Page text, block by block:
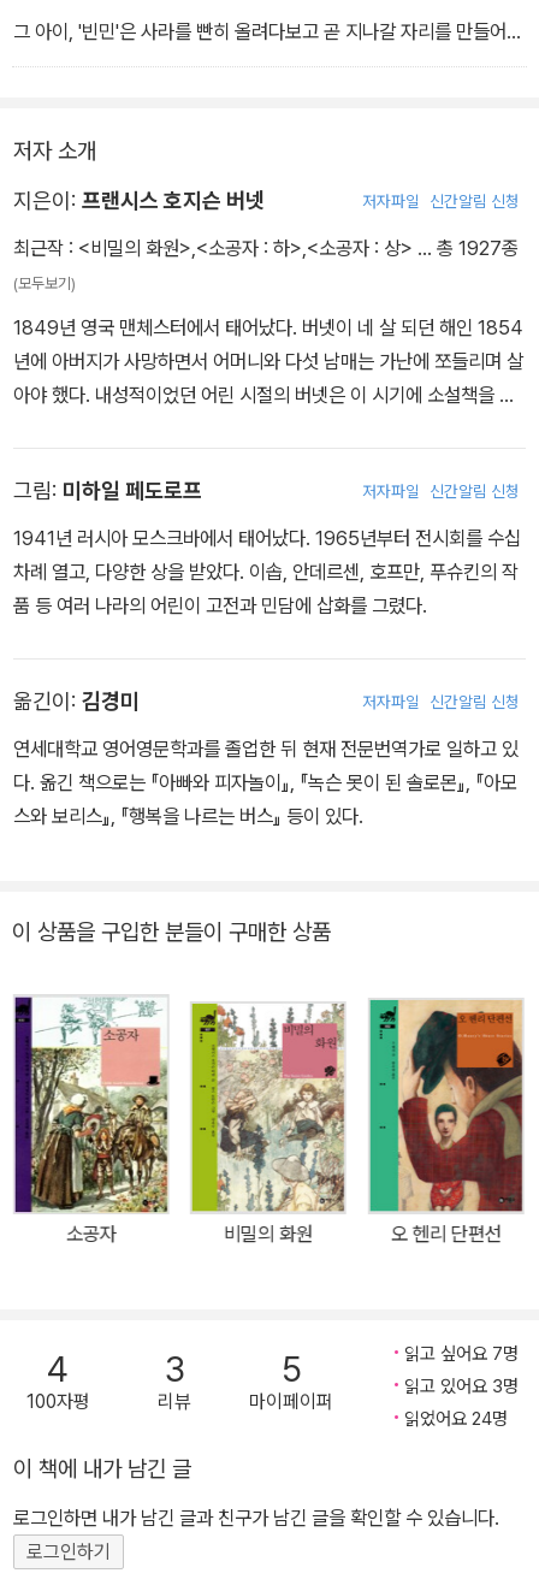
그 아이, '빈민'은 사라를 빤히 올려다보고 곧 지나갈 자리를 만들어
주느라 옆으로 몸을 살짝 비켰다. 사람들에게 자리를 비켜 주는 것이
저자 소개
지은이: 프랜시스 호지슨 버넷 저자파일 신간알림 신청
최근작 : <비밀의 화원>,<소공자 : 하>,<소공자 : 상> … 총 1927종
(모두보기)
1849년 영국 맨체스터에서 태어났다. 버넷이 네 살 되던 해인 1854
년에 아버지가 사망하면서 어머니와 다섯 남매는 가난에 쪼들리며 살
아야 했다. 내성적이었던 어린 시절의 버넷은 이 시기에 소설책을 읽
형편은 나아지지 않았다. 잡지사에 소설을 기고하기로 결심하고 원고
용지 값과 우송료를 마련하기 위해 산포도를 따서 팔며 글을 써야 했
다. 하지만 그때 직접 겪었던 고통스러운 기억들은 본인의 작품 속 주
인공들이 겪는 고난을 설득력 있게 그려낼 수 있는 통찰력의 밑거름
었다. 그 이듬해인 1867년에 어머니가 세상을 떠나면서 네 동생의
생계를 책임지는 가장으로서 글쓰기에 전념했으며 《고디스 레이디스
에서 한 편에 10달러를 받고 한 달에 대여섯 편의 소설을 썼다. 이 시
기에 버넷이 주로 썼던 내용은 ‘학대받다가 끝내는 보상받는 영국 여
성들’을 주인공으로 한 것이었고, 이를 통해 몰락한 가문을 차츰차츰
드와 1900년에 재혼했으나 만 2년 만에 이혼했다. 그녀는 영국의 로
자층을 파고들었다. 아동소설로 눈을 돌리기 전까지 성인을 대상으로
한 소설로 꽤 많은 인기를 누렸다. 대표작으로 『로리 가(家)의 그 아
가씨』(1877), 『셔틀』(1907) 등이 있다. 『폰틀로이 공자』(1886)보
다 앞서 쓴 소설 「하얀 벽돌 뒤편」 이 《세인트 니콜라스 매거진》에 발
표되었을 때 독자의 반응은 뜨거웠고, 그 후 『폰틀로이 공자』 , 『소공
녀』(1905), 『비밀의 화원』(1911) 등의 작품들도 줄줄이 성공을 거두
었다. 또한 이 세 소설을 포함한 자신의 작품들을 각색하여 런던과 뉴
욕의 연극 무대에 올려 흥행에 성공했다. 버넷은 74세로 1924년 뉴
그림: 미하일 페도로프 저자파일 신간알림 신청
1941년 러시아 모스크바에서 태어났다. 1965년부터 전시회를 수십
차례 열고, 다양한 상을 받았다. 이솝, 안데르센, 호프만, 푸슈킨의 작
품 등 여러 나라의 어린이 고전과 민담에 삽화를 그렸다.
옮긴이: 김경미 저자파일 신간알림 신청
연세대학교 영어영문학과를 졸업한 뒤 현재 전문번역가로 일하고 있
다. 옮긴 책으로는 『아빠와 피자놀이』, 『녹슨 못이 된 솔로몬』, 『아모
스와 보리스』, 『행복을 나르는 버스』 등이 있다.
이 상품을 구입한 분들이 구매한 상품
소공자 비밀의 화원 오 헨리 단편선
4
100자평
3
리뷰
5
마이페이퍼
읽고 싶어요 7명
읽고 있어요 3명
읽었어요 24명
이 책에 내가 남긴 글
로그인하면 내가 남긴 글과 친구가 남긴 글을 확인할 수 있습니다.
로그인하기